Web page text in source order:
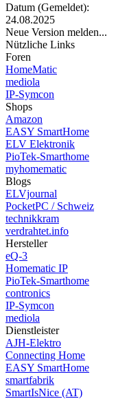
Datum (Gemeldet):
24.08.2025
Neue Version melden...
Nützliche Links
Foren
HomeMatic
mediola
IP-Symcon
Shops
Amazon
EASY SmartHome
ELV Elektronik
PioTek-Smarthome
myhomematic
Blogs
ELVjournal
PocketPC / Schweiz
technikkram
verdrahtet.info
Hersteller
eQ-3
Homematic IP
PioTek-Smarthome
contronics
IP-Symcon
mediola
Dienstleister
AJH-Elektro
Connecting Home
EASY SmartHome
smartfabrik
SmartIsNice (AT)